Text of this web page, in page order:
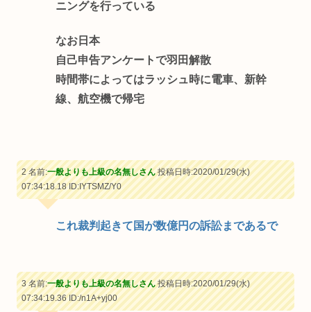
ニングを行っている
なお日本
自己申告アンケートで羽田解散
時間帯によってはラッシュ時に電車、新幹
線、航空機で帰宅
2 名前:一般よりも上級の名無しさん投稿日時:2020/01/29(水)
07:34:18.18ID:IYTSMZ/Y0
これ裁判起きて国が数億円の訴訟まであるで
3 名前:一般よりも上級の名無しさん投稿日時:2020/01/29(水)
07:34:19.36ID:/n1A+yj00